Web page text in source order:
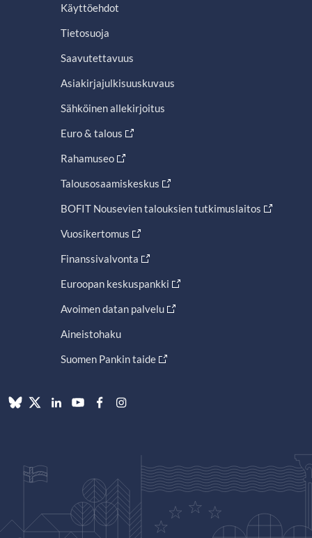
Käyttöehdot
Tietosuoja
Saavutettavuus
Asiakirjajulkisuuskuvaus
Sähköinen allekirjoitus
Euro & talous
Rahamuseo
Talousosaamiskeskus
BOFIT Nousevien talouksien tutkimuslaitos
Vuosikertomus
Finanssivalvonta
Euroopan keskuspankki
Avoimen datan palvelu
Aineistohaku
Suomen Pankin taide